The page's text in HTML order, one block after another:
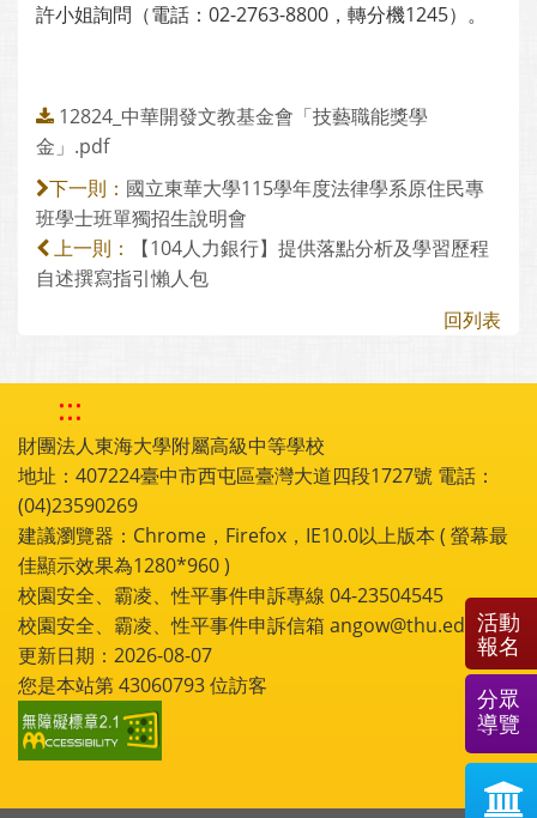
許小姐詢問（電話：02-2763-8800，轉分機1245）。
12824_中華開發文教基金會「技藝職能獎學
金」.pdf
下一則： 國立東華大學115學年度法律學系原住民專
班學士班單獨招生說明會
上一則：
【104人力銀行】提供落點分析及學習歷程
自述撰寫指引懶人包
回列表
:::
財團法人東海大學附屬高級中等學校
地址：407224臺中市西屯區臺灣大道四段1727號 電話：
(04)23590269
建議瀏覽器：Chrome，Firefox，IE10.0以上版本 ( 螢幕最
佳顯示效果為1280*960 )
校園安全、霸凌、性平事件申訴專線 04-23504545
校園安全、霸凌、性平事件申訴信箱 angow@thu.edu.tw
更新日期：2026-08-07
您是本站第43060793位訪客
活動
報名
分眾
導覽